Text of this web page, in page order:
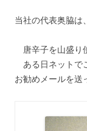
当社の代表奥脇は
唐辛子を山盛り
ある日ネットで
お勧めメールを送